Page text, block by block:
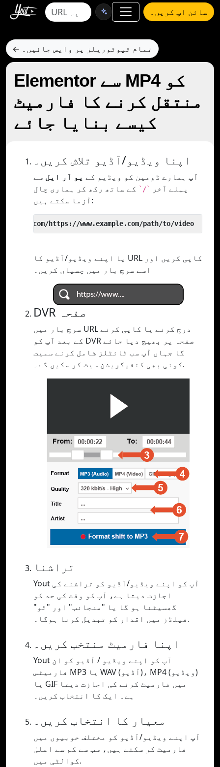
سائن اپ کریں۔
← تمام ٹیوٹوریلز پر واپس جائیں۔
Elementor سے MP4 کو
منتقل کرنے کا فارمیٹ
کیسے بنایا جائے
اپنا ویڈیو/آڈیو تلاش کریں۔
آپ ہمارے ڈومین کو ویڈیو کے یو آر ایل سے
پہلے آخر
`/` کے ساتھ رکھ کر ہماری چال
آزما سکتے ہیں:
یا اپنے ویڈیو/آڈیو کا URL کاپی کریں اور
اسے سرچ بار میں چسپاں کریں۔
DVR صفحہ
سرچ بار میں URL درج کرنے یا کاپی کرنے
کے بعد آپ کو DVR صفحہ پر بھیج دیا جائے
گا جہاں آپ سب ٹائٹلز شامل کرنے سمیت
کوئی بھی کنفیگریشن سیٹ کر سکیں گے۔.
تراشنا
Yout آپ کو اپنے ویڈیو/آڈیو کو تراشنے کی
اجازت دیتا ہے، آپ کو وقت کی حد کو
گھسیٹنا ہو گا یا "منجانب" اور "ٹو"
فیلڈز میں اقدار کو تبدیل کرنا ہوگا۔.
اپنا فارمیٹ منتخب کریں۔
Yout آپ کو اپنے ویڈیو / آڈیو کو ان
فارمیٹس MP3 یا WAV (آڈیو)، MP4 (ویڈیو)
یا GIF میں فارمیٹ کرنے کی اجازت دیتا
ہے۔ ایک کا انتخاب کریں۔
معیار کا انتخاب کریں۔
آپ اپنے ویڈیو/آڈیو کو مختلف خوبیوں میں
فارمیٹ کر سکتے ہیں، سب سے کم سے اعلیٰ
کوالٹی میں.